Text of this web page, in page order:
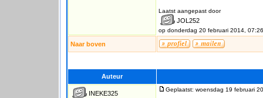
Laatst aangepast door
JOL252
op donderdag 20 februari 2014, 07:26
Naar boven
Auteur
INEKE325
Geplaatst: woensdag 19 februari